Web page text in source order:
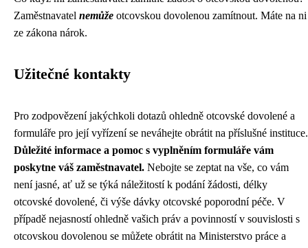
Zaměstnavatel nemůže otcovskou dovolenou zamítnout. Máte na ni
ze zákona nárok.
Užitečné kontakty
Pro zodpovězení jakýchkoli dotazů ohledně otcovské dovolené a
formuláře pro její vyřízení se neváhejte obrátit na příslušné instituce.
Důležité informace a pomoc s vyplněním formuláře vám
poskytne váš zaměstnavatel. Nebojte se zeptat na vše, co vám
není jasné, ať už se týká náležitostí k podání žádosti, délky
otcovské dovolené, či výše dávky otcovské poporodní péče. V
případě nejasností ohledně vašich práv a povinností v souvislosti s
otcovskou dovolenou se můžete obrátit na Ministerstvo práce a